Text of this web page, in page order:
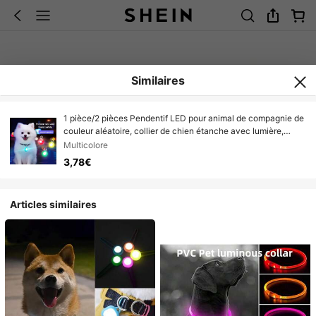
Similaires
1 pièce/2 pièces Pendentif LED pour animal de compagnie de
couleur aléatoire, collier de chien étanche avec lumière,
convient pour la promenade en extérieur, balise lumineuse
pour collier de chien, pile incluse
Multicolore
3,78€
Articles similaires